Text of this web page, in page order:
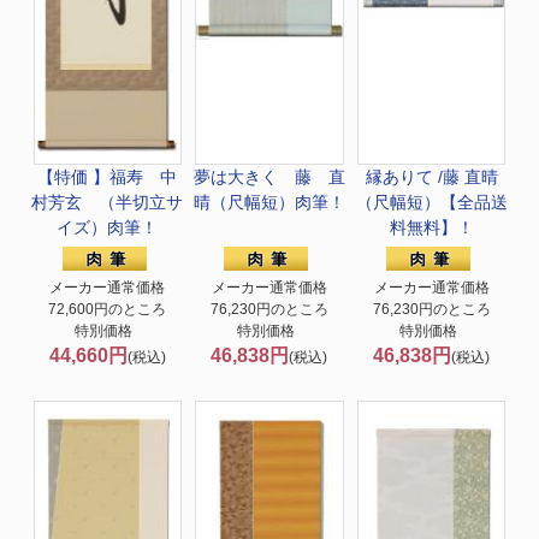
【特価 】福寿 中
村芳玄 （半切立サ
イズ）肉筆！
メーカー通常価格
72,600円のところ
特別価格
44,660円 (税込)
夢は大きく 藤 直
晴（尺幅短）肉筆！
メーカー通常価格
76,230円のところ
特別価格
46,838円(税込)
縁ありて /藤 直晴
（尺幅短）【全品送
料無料】！
メーカー通常価格
76,230円のところ
特別価格
46,838円(税込)